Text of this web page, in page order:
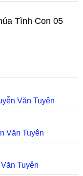
Tình Con 05
Văn Tuyên
Văn Tuyên
Tuyên